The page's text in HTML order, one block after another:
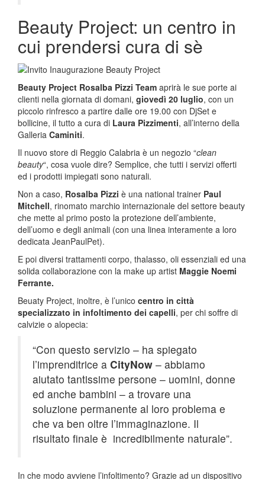
Beauty Project: un centro in
cui prendersi cura di sè
Beauty Project Rosalba Pizzi Team aprirà le sue porte ai
clienti nella giornata di domani, giovedì 20 luglio, con un
piccolo rinfresco a partire dalle ore 19.00 con DjSet e
bollicine, il tutto a cura di Laura Pizzimenti, all’interno della
Galleria Caminiti.
Il nuovo store di Reggio Calabria è un negozio “clean
beauty“, cosa vuole dire? Semplice, che tutti i servizi offerti
ed i prodotti impiegati sono naturali.
Non a caso, Rosalba Pizzi è una national trainer Paul
Mitchell, rinomato marchio internazionale del settore beauty
che mette al primo posto la protezione dell’ambiente,
dell’uomo e degli animali (con una linea interamente a loro
dedicata JeanPaulPet).
E poi diversi trattamenti corpo, thalasso, oli essenziali ed una
solida collaborazione con la make up artist Maggie Noemi
Ferrante.
Beuaty Project, inoltre, è l’unico centro in città
specializzato in infoltimento dei capelli, per chi soffre di
calvizie o alopecia:
“Con questo servizio – ha spiegato
l’imprenditrice a CityNow – abbiamo
aiutato tantissime persone – uomini, donne
ed anche bambini – a trovare una
soluzione permanente al loro problema e
che va ben oltre l’immaginazione. Il
risultato finale è incredibilmente naturale”.
In che modo avviene l’infoltimento? Grazie ad un dispositivo